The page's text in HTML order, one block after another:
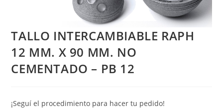
TALLO INTERCAMBIABLE RAPH
12 MM. X 90 MM. NO
CEMENTADO – PB 12
¡Seguí el procedimiento para hacer tu pedido!